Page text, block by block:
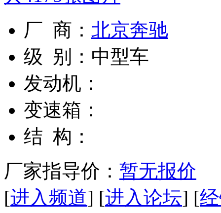
厂 商： 北京奔驰
级 别： 中型车
发动机：
变速箱：
结 构：
厂家指导价： 暂无报价
[进入频道] [进入论坛] [